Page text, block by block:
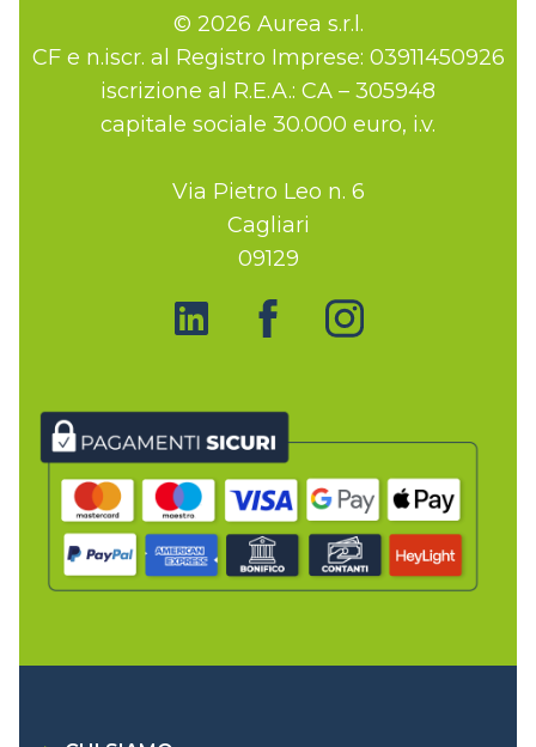
© 2026 Aurea s.r.l.
CF e n.iscr. al Registro Imprese: 03911450926
iscrizione al R.E.A.: CA – 305948
capitale sociale 30.000 euro, i.v.
Via Pietro Leo n. 6
Cagliari
09129